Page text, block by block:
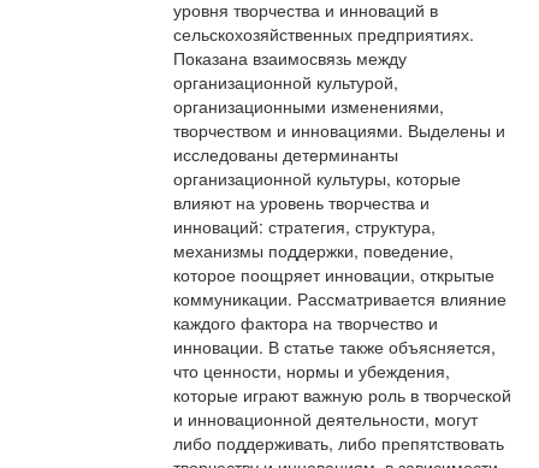
уровня творчества и инноваций в
сельскохозяйственных предприятиях.
Показана взаимосвязь между
организационной культурой,
организационными изменениями,
творчеством и инновациями. Выделены и
исследованы детерминанты
организационной культуры, которые
влияют на уровень творчества и
инноваций: стратегия, структура,
механизмы поддержки, поведение,
которое поощряет инновации, открытые
коммуникации. Рассматривается влияние
каждого фактора на творчество и
инновации. В статье также объясняется,
что ценности, нормы и убеждения,
которые играют важную роль в творческой
и инновационной деятельности, могут
либо поддерживать, либо препятствовать